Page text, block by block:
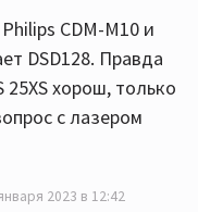
CDM-M10 и
DSD128. Правда
25XS хорош, только
с лазером
2023 в 12:42